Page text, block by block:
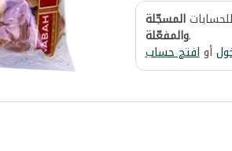
المسجّلة
والمفعّلة.
أوافتح حساب